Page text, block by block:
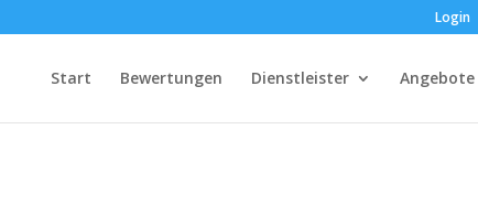
Login
Start Bewertungen Dienstleister Angebote